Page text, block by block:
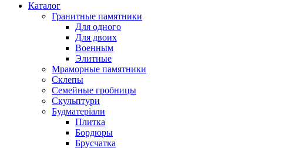
Каталог
Гранитные памятники
Для одного
Для двоих
Военным
Элитные
Мраморные памятники
Склепы
Семейные гробницы
Скульптури
Будматеріали
Плитка
Бордюры
Брусчатка